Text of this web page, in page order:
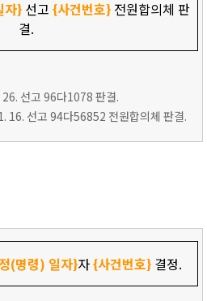
자}선고 {사건번호}전원합의체 판
결.
선고 96다1078 판결.
16. 선고 94다56852 전원합의체 판결.
(명령) 일자}자{사건번호} 결정.